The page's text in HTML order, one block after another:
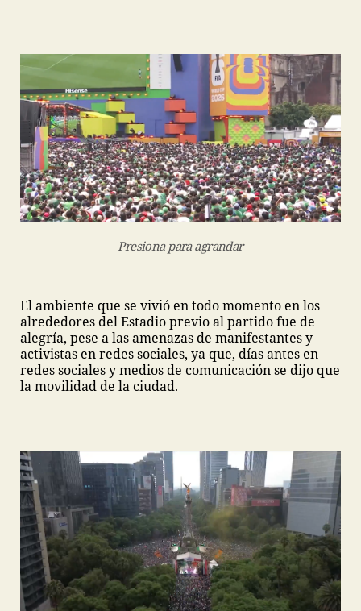
Presiona para agrandar
El ambiente que se vivió en todo momento en los
alrededores del Estadio previo al partido fue de
alegría, pese a las amenazas de manifestantes y
activistas en redes sociales, ya que, días antes en
redes sociales y medios de comunicación se dijo que
la movilidad de la ciudad.